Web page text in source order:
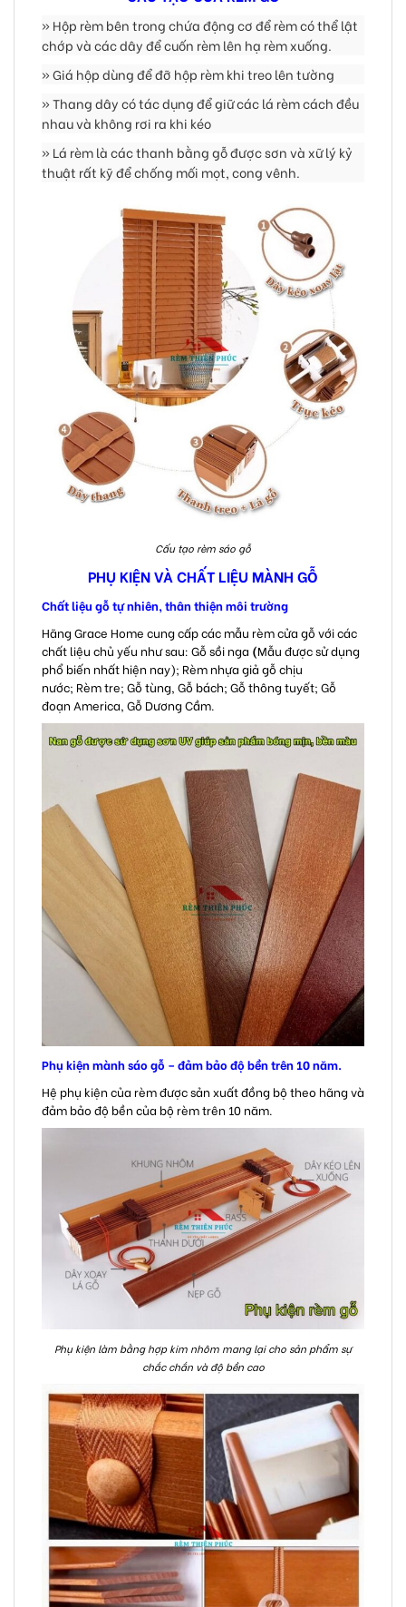
» Hộp rèm bên trong chứa động cơ để rèm có thể lật
chớp và các dây để cuốn rèm lên hạ rèm xuống.
» Giá hộp dùng để đỡ hộp rèm khi treo lên tường
» Thang dây có tác dụng để giữ các lá rèm cách đều
nhau và không rơi ra khi kéo
» Lá rèm là các thanh bằng gỗ được sơn và xữ lý kỷ
thuật rất kỹ để chống mối mọt, cong vênh.
Cấu tạo rèm sáo gỗ
PHỤ KIỆN VÀ CHẤT LIỆU MÀNH GỖ
Chất liệu gỗ tự nhiên, thân thiện môi trường
Hãng Grace Home cung cấp các mẫu rèm cửa gỗ với các
chất liệu chủ yếu như sau: Gỗ sồi nga (Mẫu được sử dụng
phổ biến nhất hiện nay); Rèm nhựa giả gỗ chịu
nước; Rèm tre; Gỗ tùng, Gỗ bách; Gỗ thông tuyết; Gỗ
đoạn America, Gỗ Dương Cầm.
Phụ kiện mành sáo gỗ – đảm bảo độ bền trên 10 năm.
Hệ phụ kiện của rèm được sản xuất đồng bộ theo hãng và
đảm bảo độ bền của bộ rèm trên 10 năm.
Phụ kiện làm bằng hợp kim nhôm mang lại cho sản phẩm sự
chắc chắn và độ bền cao